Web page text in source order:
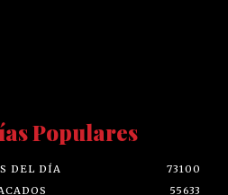
Populares
DEL DÍA
73100
55633